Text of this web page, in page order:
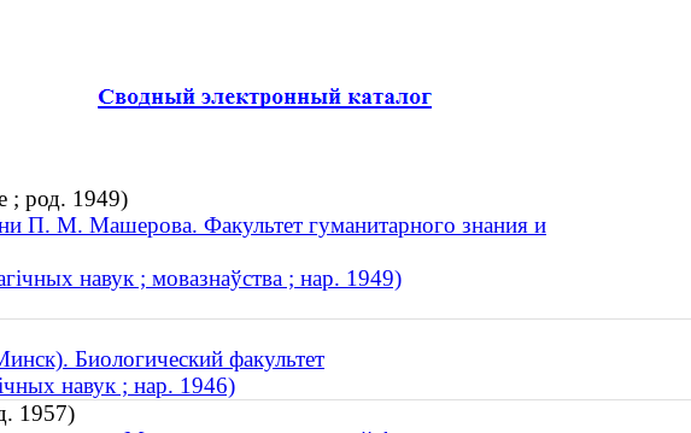
; род. 1949)
П. М. Машерова. Факультет гуманитарного знания и
навук ; мовазнаўства ; нар. 1949)
Биологический факультет
навук ; нар. 1946)
1957)